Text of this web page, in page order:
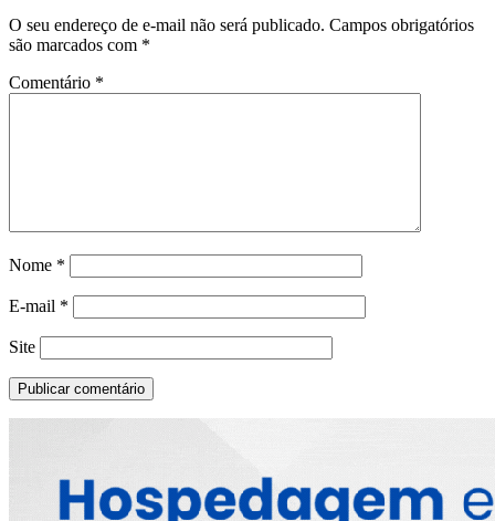
O seu endereço de e-mail não será publicado. Campos obrigatórios
são marcados com *
Comentário *
Nome *
E-mail *
Site